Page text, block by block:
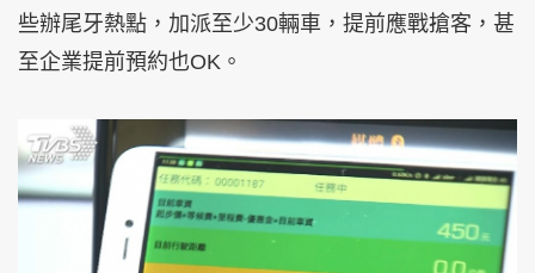
些辦尾牙熱點，加派至少30輛車，提前應戰搶客，甚
至企業提前預約也OK。